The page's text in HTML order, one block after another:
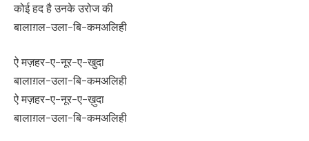
कोई हद है उनके उरोज की
बालाग़ल-उला-बि-कमअलिही
ऐ मज़हर-ए-नूर-ए-खुदा
बालाग़ल-उला-बि-कमअलिही
ऐ मज़हर-ए-नूर-ए-ख़ुदा
बालाग़ल-उला-बि-कमअलिही